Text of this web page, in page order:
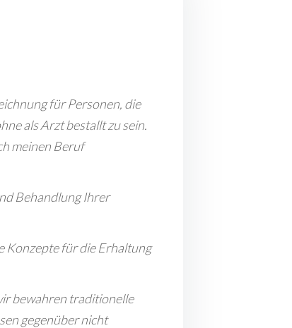
für Personen, die
als Arzt bestallt zu sein.
meinen Beruf
Behandlung Ihrer
Konzepte für die Erhaltung
bewahren traditionelle
gegenüber nicht